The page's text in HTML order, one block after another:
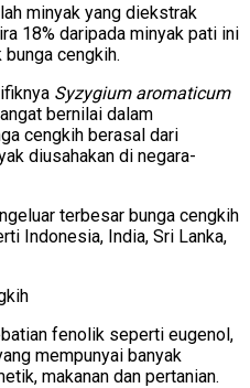
minyak yang diekstrak
18% daripada minyak pati ini
cengkih.
Syzygium aromaticum
bernilai dalam
cengkih berasal dari
diusahakan di negara-
terbesar bunga cengkih
Indonesia, India, Sri Lanka,
fenolik seperti eugenol,
mempunyai banyak
makanan dan pertanian.